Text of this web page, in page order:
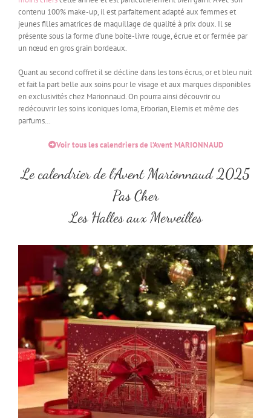
contenu 100% make-up, il est parfaitement adapté aux femmes et
jeunes filles amatrices de maquillage de qualité à prix doux. Il se
présente sous la forme d’une boite-livre rouge, écrue et or fermée par
un nœud en gros grain bordeaux.
Quant au second coffret il se décline dans les tons écrus, or et bleu nuit
et fait la part belle aux soins pour le visage et aux marques disponibles
en exclusivités chez Marionnaud. On pourra ainsi découvrir ou
redécouvrir les soins iconiques Ioma, Erborian, Elemis et même des
parfums…
Voir tous les calendriers de l’Avent MARIONNAUD
Le calendrier de l’Avent Marionnaud 2025
Pas Cher
Les Halles aux Merveilles